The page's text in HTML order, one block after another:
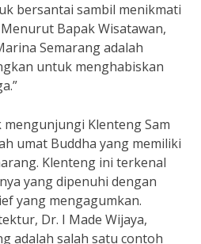
bersantai sambil menikmati
Bapak Wisatawan,
Semarang adalah
untuk menghabiskan
Klenteng Sam
umat Buddha yang memiliki
Klenteng ini terkenal
yang dipenuhi dengan
yang mengagumkan.
Dr. I Made Wijaya,
adalah salah satu contoh